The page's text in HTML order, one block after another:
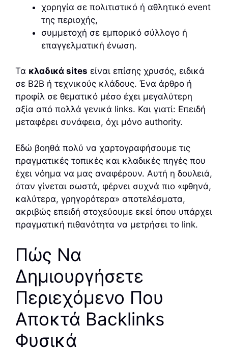
χορηγία σε πολιτιστικό ή αθλητικό event
της περιοχής,
συμμετοχή σε εμπορικό σύλλογο ή
επαγγελματική ένωση.
Τα κλαδικά sites είναι επίσης χρυσός, ειδικά
σε B2B ή τεχνικούς κλάδους. Ένα άρθρο ή
προφίλ σε θεματικό μέσο έχει μεγαλύτερη
αξία από πολλά γενικά links. Και γιατί: Επειδή
μεταφέρει συνάφεια, όχι μόνο authority.
Εδώ βοηθά πολύ να χαρτογραφήσουμε τις
πραγματικές τοπικές και κλαδικές πηγές που
έχει νόημα να μας αναφέρουν. Αυτή η δουλειά,
όταν γίνεται σωστά, φέρνει συχνά πιο «φθηνά,
καλύτερα, γρηγορότερα» αποτελέσματα,
ακριβώς επειδή στοχεύουμε εκεί όπου υπάρχει
πραγματική πιθανότητα να μετρήσει το link.
Πώς Να
Δημιουργήσετε
Περιεχόμενο Που
Αποκτά Backlinks
Φυσικά